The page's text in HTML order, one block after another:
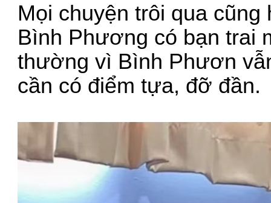
Mọi chuyện trôi qua
Bình Phương có bạn trai
thường vì Bình Phươn
cần có điểm tựa, đỡ đần.